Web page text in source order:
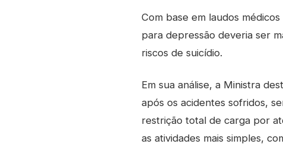
Com base em laudos
para depressão deveria ser
riscos de suicídio.
Em sua análise, a Ministra
após os acidentes sofridos,
restrição total de carga por
as atividades mais simples,